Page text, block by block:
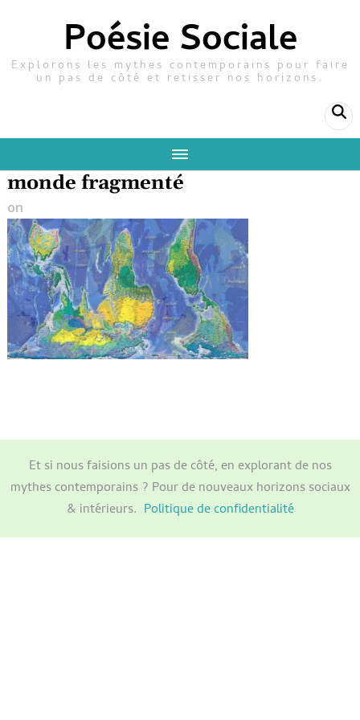
Poésie Sociale
Explorons les mythes contemporains pour faire
un pas de côté et retisser nos horizons.
monde fragmenté
on
Et si nous faisions un pas de côté, en explorant de nos
mythes contemporains ? Pour de nouveaux horizons sociaux
& intérieurs. Politique de confidentialité